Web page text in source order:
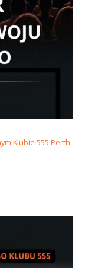
Klubie 555 Perth